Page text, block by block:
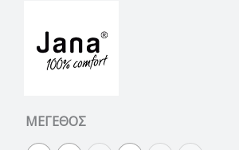
ΜΕΓΕΘΟΣ